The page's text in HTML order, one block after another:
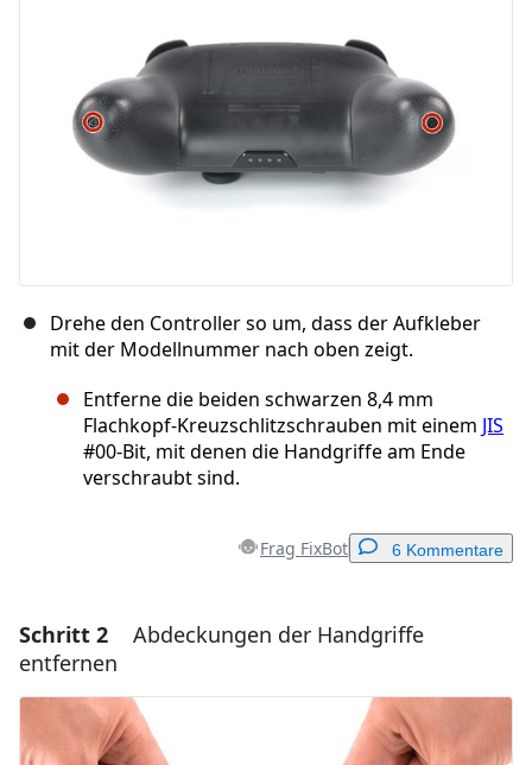
Drehe den Controller so um, dass der Aufkleber
mit der Modellnummer nach oben zeigt.
Entferne die beiden schwarzen 8,4 mm
Flachkopf-Kreuzschlitzschrauben mit einem JIS
#00-Bit, mit denen die Handgriffe am Ende
verschraubt sind.
Frag FixBot 6 Kommentare
Einen Kommentar hinzufügen
Kommentar hinzufügen
Schritt 2
Abdeckungen der Handgriffe
entfernen